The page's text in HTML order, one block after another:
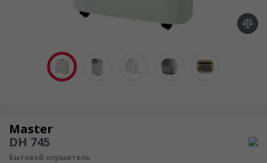
Осушитель воздуха
Master
DH 745
Бытовой осушитель